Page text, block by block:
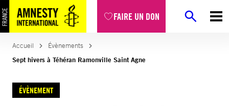
FAIRE UN DON
Accueil
Évènements
Sept hivers à Téhéran Ramonville Saint Agne
ÉVÈNEMENT